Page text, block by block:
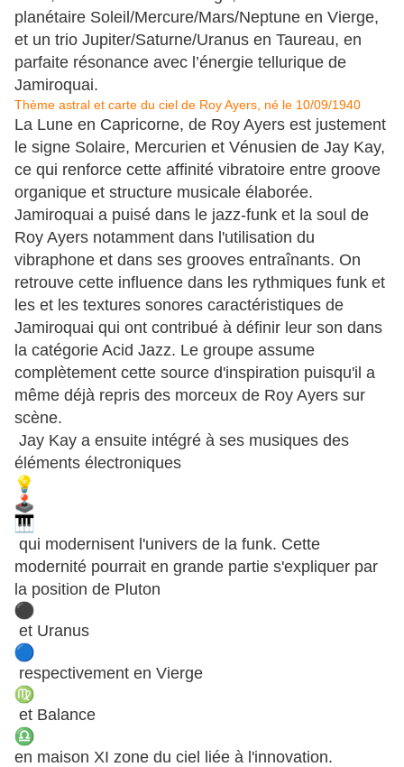
planétaire Soleil/Mercure/Mars/Neptune en Vierge,
et un trio Jupiter/Saturne/Uranus en Taureau, en
parfaite résonance avec l’énergie tellurique de
Jamiroquai.
Thème astral et carte du ciel de Roy Ayers, né le 10/09/1940
La Lune en Capricorne, de Roy Ayers est justement
le signe Solaire, Mercurien et Vénusien de Jay Kay,
ce qui renforce cette affinité vibratoire entre groove
organique et structure musicale élaborée.
Jamiroquai a puisé dans le jazz-funk et la soul de
Roy Ayers notamment dans l'utilisation du
vibraphone et dans ses grooves entraînants. On
retrouve cette influence dans les rythmiques funk et
les et les textures sonores caractéristiques de
Jamiroquai qui ont contribué à définir leur son dans
la catégorie Acid Jazz. Le groupe assume
complètement cette source d'inspiration puisqu'il a
même déjà repris des morceux de Roy Ayers sur
scène.
Jay Kay a ensuite intégré à ses musiques des
éléments électroniques
qui modernisent l'univers de la funk. Cette
modernité pourrait en grande partie s'expliquer par
la position de Pluton
et Uranus
respectivement en Vierge
et Balance
en maison XI zone du ciel liée à l'innovation.